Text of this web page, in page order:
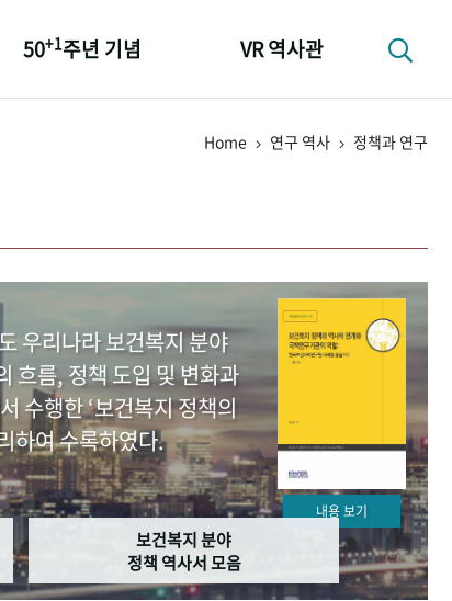
50+1주년 기념 VR 역사관
Home 연구 역사 정책과 연구
우리나라 보건복지 분야
흐름, 정책 도입 및 변화과
수행한 ‘보건복지 정책의
하여 수록하였다.
내용 보기
보건복지 분야
정책 역사서 모음